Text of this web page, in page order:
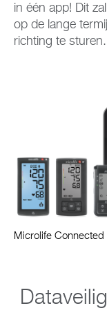
in één app! Dit
op de lange
richting te sturen.
Microlife